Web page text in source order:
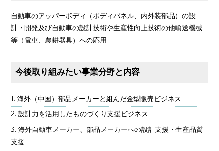
自動車のアッパーボディ（ボディパネル、内外装部品）の設
計・開発及び自動車の設計技術や生産性向上技術の他輸送機械
等（電車、農耕器具）への応用
今後取り組みたい事業分野と内容
海外（中国）部品メーカーと組んだ金型販売ビジネス
設計力を活用したものづくり支援ビジネス
海外自動車メーカー、部品メーカーへの設計支援・生産品質
支援